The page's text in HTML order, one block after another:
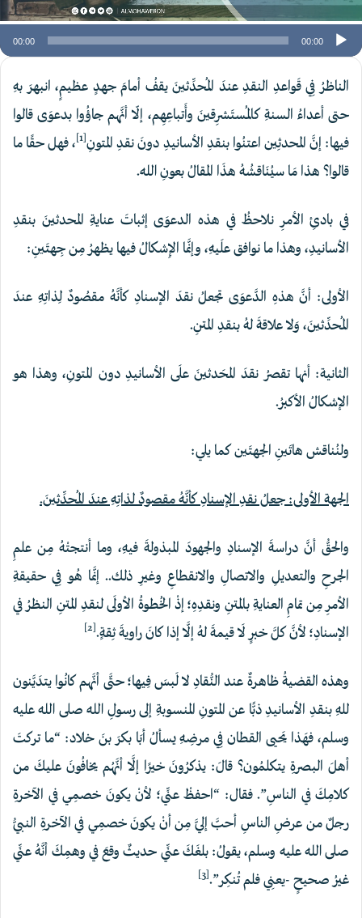
00:00
00:00
الناظرُ فِي قَواعدِ النقدِ عندَ المُحدِّثينَ يقفُ أمامَ جهدٍ عظيمٍ، انبهرَ بهِ
حتى أعداءُ السنةِ كالمُستَشرِقينَ وأَتباعِهِم، إلّا أنَّهم جاؤُوا بدعوَى قالوا
فيها: إنَّ المحدثِين اعتنُوا بنقدِ الأسانيدِ دونَ نقدِ المتونِ[1] ، فهل حقًا ما
قالوا؟ هذا مَا سيُنَاقشُهُ هذَا المقالُ بعونِ اللهِ.
في بادئِ الأمرِ نلاحظُ في هذه الدعوَى إثباتَ عنايةِ المحدثينَ بنقدِ
الأسانيدِ، وهذا ما نوافق علَيهِ، وإنَّما الإِشكالُ فيها يظهرُ مِن جِهتَينِ:
الأولى: أنَّ هذهِ الدَّعوَى تجعلُ نقدَ الإسنادِ كأنَّهُ مقصُودٌ لِذاتِهِ عندَ
المُحدِّثينَ، وَلا علاقةَ لهُ بنقدِ المتنِ.
الثانية: أنها تقصرُ نقدَ المحَدثينَ علَى الأسانيدِ دون المتونِ، وهذا هو
الإشكالُ الأكبرُ.
ولنُناقش هاتَينِ الجهتَين كما يلي:
الجهة الأولى: جعلُ نقدِ الإسنادِ كأنَّهُ مقصودٌ لذاتِهِ عندَ المُحدِّثينَ.
والحقُّ أنَّ دراسةَ الإسنادِ والجهودَ المبذولةَ فيهِ، وما أنتجتْهُ مِن علمِ
الجرحِ والتعديلِ والاتصالِ والانقطاعِ وغيرِ ذلك.. إنَّما هُو فِي حقيقةِ
الأمرِ مِن تمامِ العنايةِ بالمتنِ ونقدِهِ؛ إذْ الخُطوةُ الأولَى لنقدِ المتنِ النظرُ في
الإسنادِ؛ لأنَّ كلَّ خبرٍ لَا قيمةَ لهُ إلَّا إذا كانَ راويةَ ثِقةٍ.[2]
وهذه القضيةُ ظاهرةٌ عند النُّقادِ لا لَبسَ فِيها؛ حتَّى أنَّهم كانُوا يتدَيَّنون
للهِ بنقدِ الأسانيدِ ذبًّا عن المتونِ المنسوبةِ إلى رسولِ اللهِ صلى الله عليه
وسلم، فهَذا يَحيى القطان فِي مرضِهِ يسألُ أبَا بكرَ بنَ خلاد: “ما تركتَ
أهلَ البصرةِ يتكلمُون؟ قالَ: يذكرُونَ خيرًا إلَّا أنَّهُم يخافُونَ عليكَ من
كلامِكَ في الناسِ”. فقال: “احفظْ عنِّي؛ لأنْ يكونَ ‌خصمِي في الآخرةِ
رجلٌ من عرضِ الناسِ أحبَّ إليَّ مِن أنْ يكونَ ‌خصمِي في الآخرةِ النبيُّ
صلى الله عليه وسلم، يقولُ: بلغَكَ عنِّي حديثٌ وقعَ في وهمِكَ أنَّهُ عنِّي
غيرُ صحيحٍ -يعنِي فلم تُنكِر”.[3]